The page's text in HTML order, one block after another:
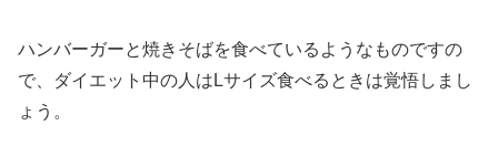
ハンバーガーと焼きそばを食べているようなものですの
で、ダイエット中の人はLサイズ食べるときは覚悟しまし
ょう。